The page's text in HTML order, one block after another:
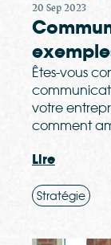
20 Sep 2023
Êtes-vous
votre
comment
Lire
Stratégie